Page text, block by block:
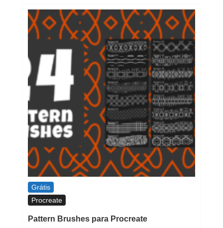
Grátis
Procreate
Pattern Brushes para Procreate